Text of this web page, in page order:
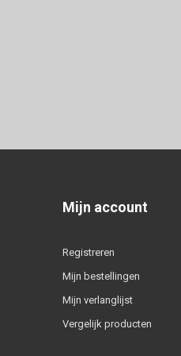
Mijn account
Registreren
Mijn bestellingen
Mijn verlanglijst
Vergelijk producten